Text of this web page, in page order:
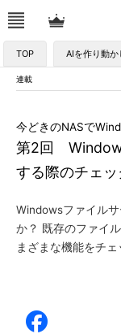
TOP AIを作り動
連載
第2回
する際のチェッ
今どきのNASで
Windowsファイル
か？ 既存のファイ
まざまな機能をチェ